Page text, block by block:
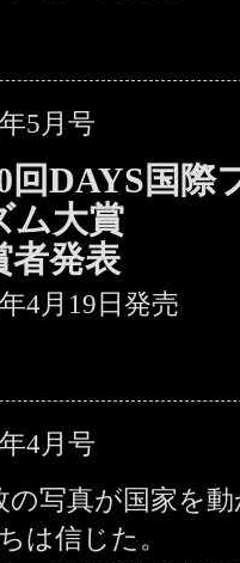
5月号
回DAYS国際
ム大賞
者発表
4月19日発売
4月号
の写真が国家を
は信じた。